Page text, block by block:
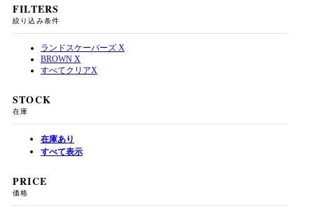
FILTERS
絞り込み条件
ランドスケーパーズ X
BROWN X
すべてクリアX
STOCK
在庫
在庫あり
すべて表示
PRICE
価格